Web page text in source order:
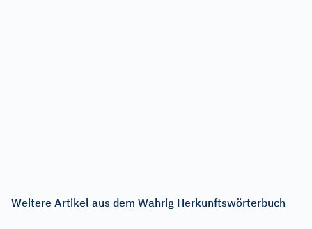
Weitere Artikel aus dem Wahrig Herkunftswörterbuch